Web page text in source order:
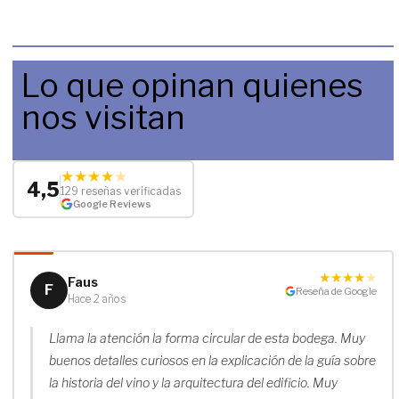
Lo que opinan quienes
nos visitan
4,5
★★★★★
129 reseñas verificadas
Google Reviews
F Faus
Hace 2 años
★★★★★
Reseña de Google
Llama la atención la forma circular de esta bodega. Muy
buenos detalles curiosos en la explicación de la guía sobre
la historia del vino y la arquitectura del edificio. Muy